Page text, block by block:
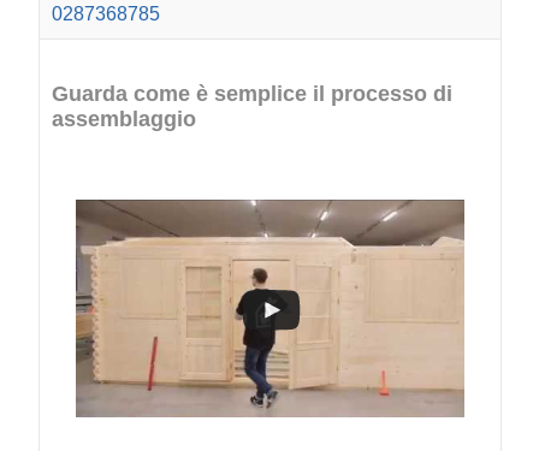
0287368785
Guarda come è semplice il processo di
assemblaggio